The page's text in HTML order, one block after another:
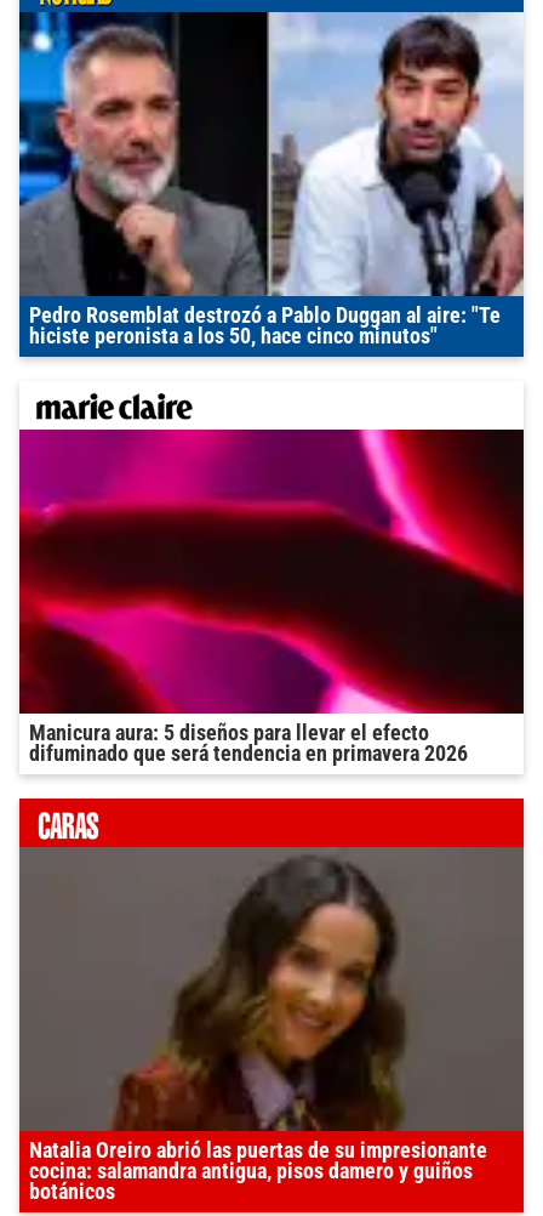
Pedro Rosemblat destrozó a Pablo Duggan al aire: "Te
hiciste peronista a los 50, hace cinco minutos"
Manicura aura: 5 diseños para llevar el efecto
difuminado que será tendencia en primavera 2026
Natalia Oreiro abrió las puertas de su impresionante
cocina: salamandra antigua, pisos damero y guiños
botánicos